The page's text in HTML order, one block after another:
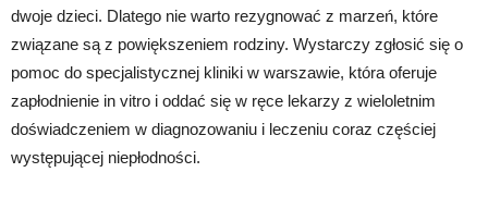
dwoje dzieci. Dlatego nie warto rezygnować z marzeń, które
związane są z powiększeniem rodziny. Wystarczy zgłosić się o
pomoc do specjalistycznej kliniki w warszawie, która oferuje
zapłodnienie in vitro i oddać się w ręce lekarzy z wieloletnim
doświadczeniem w diagnozowaniu i leczeniu coraz częściej
występującej niepłodności.